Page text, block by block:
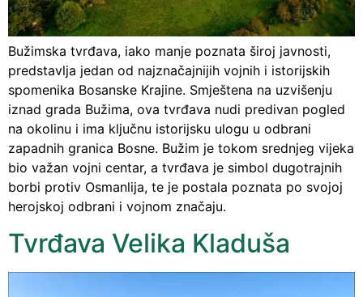
Bužimska tvrđava, iako manje poznata široj javnosti,
predstavlja jedan od najznačajnijih vojnih i istorijskih
spomenika Bosanske Krajine. Smještena na uzvišenju
iznad grada Bužima, ova tvrđava nudi predivan pogled
na okolinu i ima ključnu istorijsku ulogu u odbrani
zapadnih granica Bosne. Bužim je tokom srednjeg vijeka
bio važan vojni centar, a tvrđava je simbol dugotrajnih
borbi protiv Osmanlija, te je postala poznata po svojoj
herojskoj odbrani i vojnom značaju.
Tvrđava Velika Kladuša